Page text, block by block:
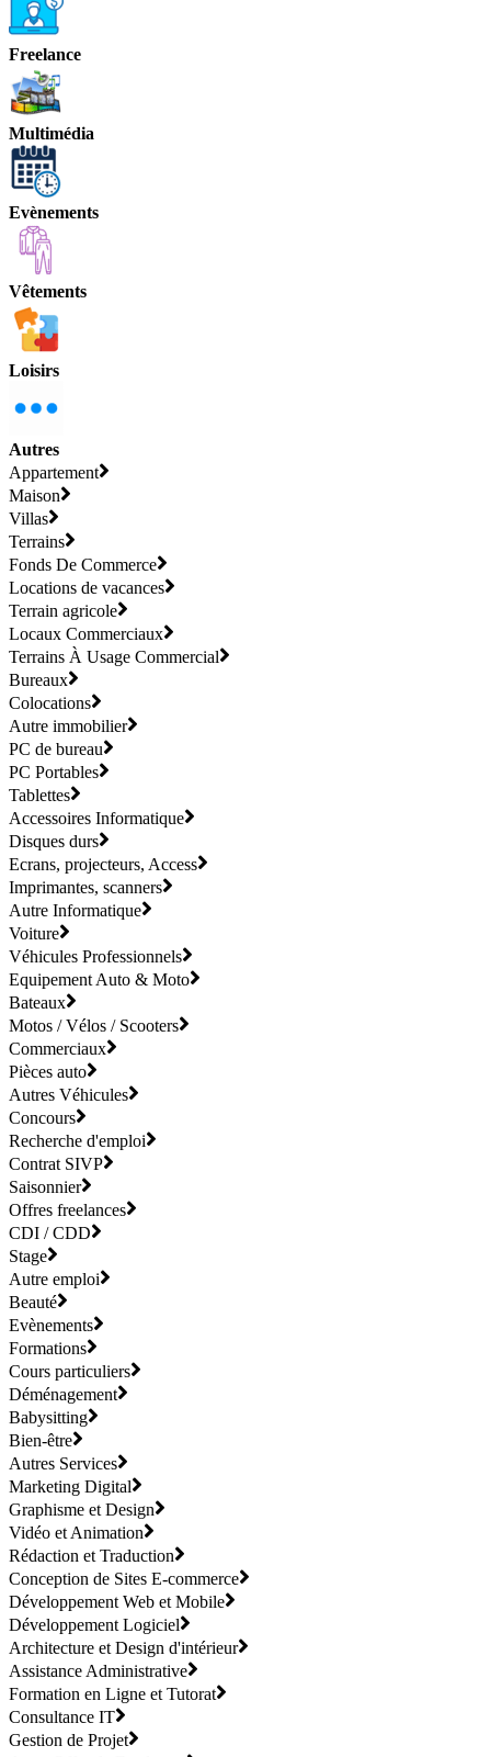
Freelance
Multimédia
Evènements
Vêtements
Loisirs
Autres
Appartement
Maison
Villas
Terrains
Fonds De Commerce
Locations de vacances
Terrain agricole
Locaux Commerciaux
Terrains À Usage Commercial
Bureaux
Colocations
Autre immobilier
PC de bureau
PC Portables
Tablettes
Accessoires Informatique
Disques durs
Ecrans, projecteurs, Access
Imprimantes, scanners
Autre Informatique
Voiture
Véhicules Professionnels
Equipement Auto & Moto
Bateaux
Motos / Vélos / Scooters
Commerciaux
Pièces auto
Autres Véhicules
Concours
Recherche d'emploi
Contrat SIVP
Saisonnier
Offres freelances
CDI / CDD
Stage
Autre emploi
Beauté
Evènements
Formations
Cours particuliers
Déménagement
Babysitting
Bien-être
Autres Services
Marketing Digital
Graphisme et Design
Vidéo et Animation
Rédaction et Traduction
Conception de Sites E-commerce
Développement Web et Mobile
Développement Logiciel
Architecture et Design d'intérieur
Assistance Administrative
Formation en Ligne et Tutorat
Consultance IT
Gestion de Projet